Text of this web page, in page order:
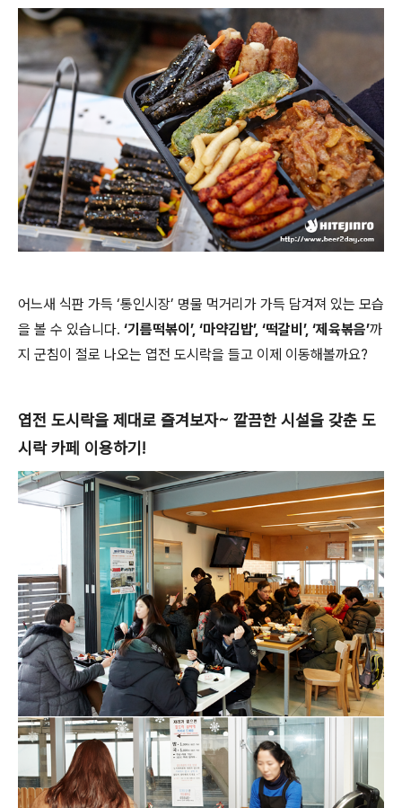
어느새 식판 가득 ‘통인시장’ 명물 먹거리가 가득 담겨져 있는 모습
을 볼 수 있습니다. ‘기름떡볶이’, ‘마약김밥’, ‘떡갈비’, ‘제육볶음’까
지 군침이 절로 나오는 엽전 도시락을 들고 이제 이동해볼까요?
엽전 도시락을 제대로 즐겨보자~ 깔끔한 시설을 갖춘 도
시락 카페 이용하기!